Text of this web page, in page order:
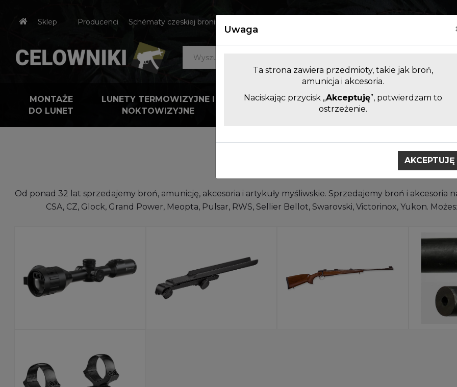
Sklep Producenci Schématy czeskiej broni
MONTAŻE
DO LUNET
LUNETY TERMOWIZYJNE I
NOKTOWIZYJNE
LUFY DO BRONI KRÓTKIEJ I
DŁUGIEJ BEZ KOMORY
SPRZEDAWCA BRONI I
Od ponad 32 lat sprzedajemy broń, amunicję, akcesoria i artykuły myśliwskie. Sprzedajemy broń i
CSA, CZ, Glock, Grand Power, Meopta, Pulsar, RWS, Sellier Bellot, Swarovski, Victorinox, Yukon.
HIKMICRO
Uwaga
Ta strona zawiera przedmioty, takie jak broń,
amunicja i akcesoria.
Naciskając przycisk „Akceptuję”, potwierdzam to
ostrzeżenie.
AKCEPTUJĘ